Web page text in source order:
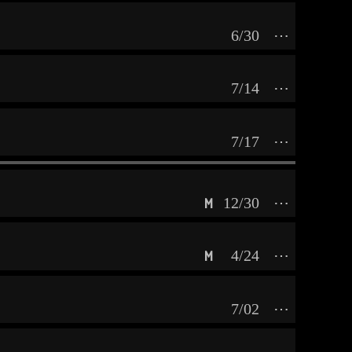
⋯
6/30
⋯
7/14
⋯
7/17
⋯
12/30
M
⋯
4/24
M
⋯
7/02